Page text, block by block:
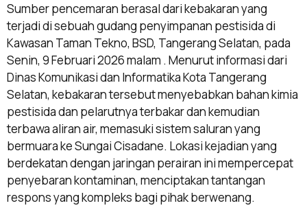
Sumber pencemaran berasal dari kebakaran yang
terjadi di sebuah gudang penyimpanan pestisida di
Kawasan Taman Tekno, BSD, Tangerang Selatan, pada
Senin, 9 Februari 2026 malam . Menurut informasi dari
Dinas Komunikasi dan Informatika Kota Tangerang
Selatan, kebakaran tersebut menyebabkan bahan kimia
pestisida dan pelarutnya terbakar dan kemudian
terbawa aliran air, memasuki sistem saluran yang
bermuara ke Sungai Cisadane. Lokasi kejadian yang
berdekatan dengan jaringan perairan ini mempercepat
penyebaran kontaminan, menciptakan tantangan
respons yang kompleks bagi pihak berwenang.